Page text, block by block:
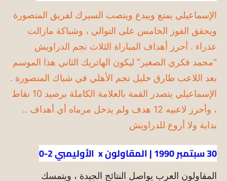
الإسماعيلي يمتع ويبدع وينصب السيرك لفريق المنصورة
ويحقق الفوز الخامس على التوالي ، وشباكة مازالت
عذراء . أحرز أهداف المباراة الثلاث نجم الدراويش
“محمد فكري الصغير” ليكون الهاتريك الثاني هذا الموسم
بعد اللاعب طارق خليل نجم الأهلي في شباك المنصورة .
الإسماعيلي يتصدر القمة بالعلامة الكاملة برصيد 10 نقاط
، وأحرز لاعبيه 12 هدف ولم يدخل مرماه أي أهداف ..
بداية ولا أروع للدراويش
30 سبتمبر 1990 | المقاولون x الأوليمبي 2-0
المقاولون العرب يواصل النتائج الجيدة ، ويتمسك